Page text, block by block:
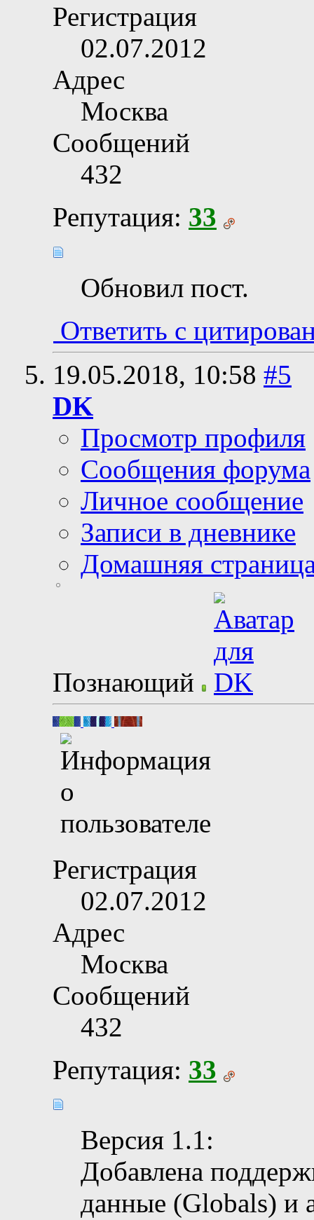
Регистрация
02.07.2012
Адрес
Москва
Сообщений
432
Репутация: 33
Обновил пост.
Ответить с
19.05.2018, 10:58 #5
DK
Просмотр профиля
Сообщения форума
Личное сообщение
Записи в дневнике
Домашняя
Познающий
Регистрация
02.07.2012
Адрес
Москва
Сообщений
432
Репутация: 33
Версия 1.1:
Добавлена
данные (Globals) и